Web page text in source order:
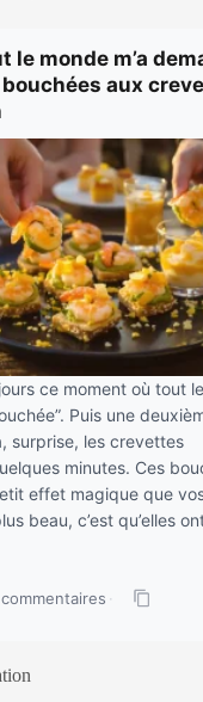
le monde m’a
aux
ce moment où tout
Puis une
surprise, les crevettes
minutes. Ces
effet magique que
beau, c’est qu’elles
·